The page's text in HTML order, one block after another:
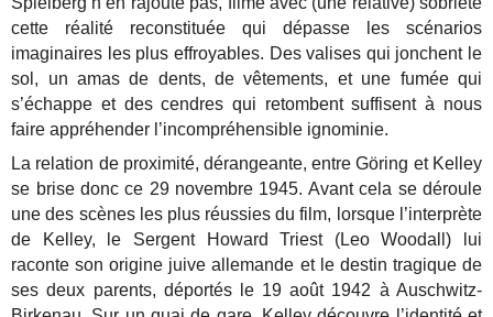
cette réalité reconstituée qui dépasse les scénarios
imaginaires les plus effroyables. Des valises qui jonchent le
sol, un amas de dents, de vêtements, et une fumée qui
s’échappe et des cendres qui retombent suffisent à nous
faire appréhender l’incompréhensible ignominie.
La relation de proximité, dérangeante, entre Göring et Kelley
se brise donc ce 29 novembre 1945. Avant cela se déroule
une des scènes les plus réussies du film, lorsque l’interprète
de Kelley, le Sergent Howard Triest (Leo Woodall) lui
raconte son origine juive allemande et le destin tragique de
ses deux parents, déportés le 19 août 1942 à Auschwitz-